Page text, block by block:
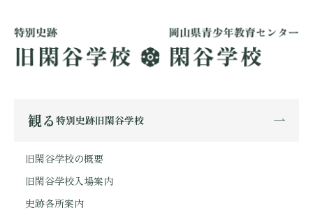
観る 特別史跡旧閑谷学校
旧閑谷学校の概要
旧閑谷学校入場案内
史跡各所案内